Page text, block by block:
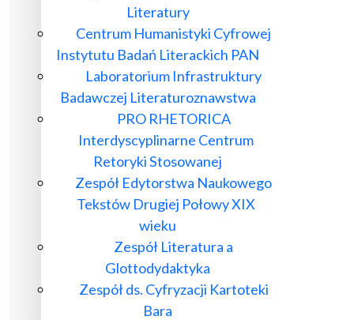
Literatury
Centrum Humanistyki Cyfrowej
Instytutu Badań Literackich PAN
Laboratorium Infrastruktury
Badawczej Literaturoznawstwa
PRO RHETORICA
Interdyscyplinarne Centrum
Retoryki Stosowanej
Zespół Edytorstwa Naukowego
Tekstów Drugiej Połowy XIX
wieku
Zespół Literatura a
Glottodydaktyka
Zespół ds. Cyfryzacji Kartoteki
Bara